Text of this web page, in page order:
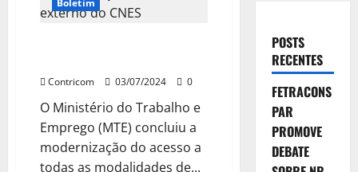
Boletim
Contricom 03/07/2024 0
O Ministério do Trabalho e
Emprego (MTE) concluiu a
modernização do acesso a
todas as modalidades de...
POSTS
RECENTES
FETRACONS
PAR
PROMOVE
DEBATE